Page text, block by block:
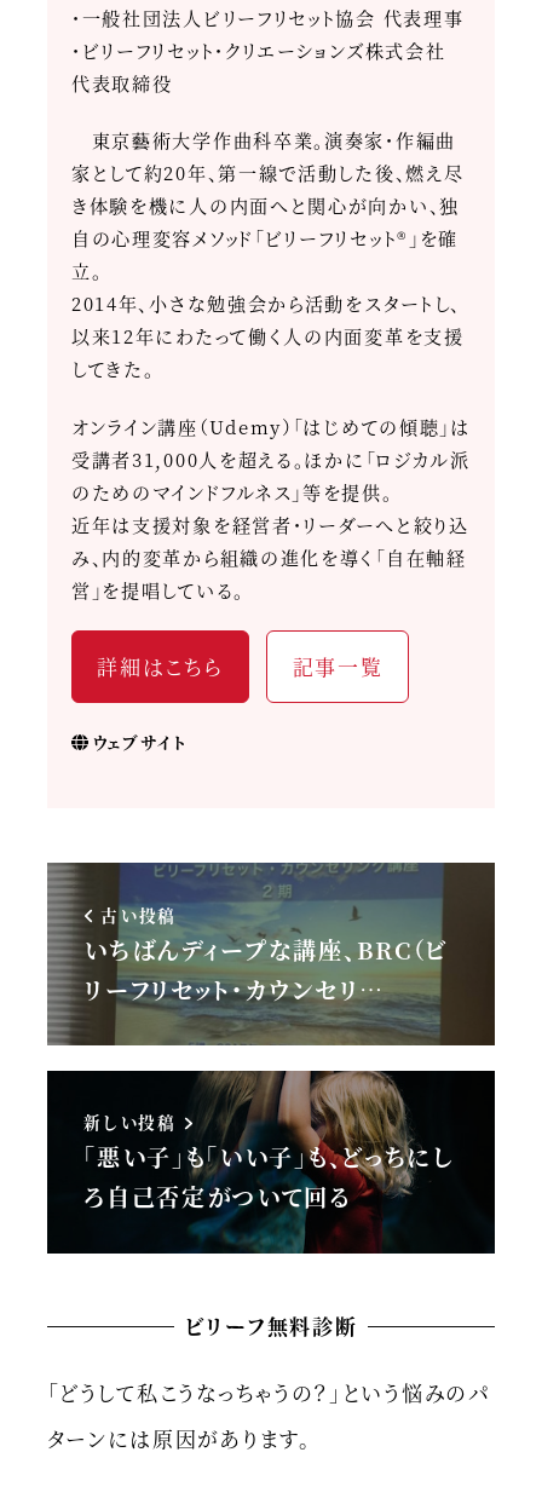
・一般社団法人ビリーフリセット協会 代表理事
・ビリーフリセット・クリエーションズ株式会社
代表取締役
東京藝術大学作曲科卒業。演奏家・作編曲
家として約20年、第一線で活動した後、燃え尽
き体験を機に人の内面へと関心が向かい、独
自の心理変容メソッド「ビリーフリセット®」を確
立。
2014年、小さな勉強会から活動をスタートし、
以来12年にわたって働く人の内面変革を支援
してきた。
オンライン講座（Udemy）「はじめての傾聴」は
受講者31,000人を超える。ほかに「ロジカル派
のためのマインドフルネス」等を提供。
近年は支援対象を経営者・リーダーへと絞り込
み、内的変革から組織の進化を導く「自在軸経
営」を提唱している。
詳細はこちら 記事一覧
ウェブサイト
古い投稿
いちばんディープな講座、BRC（ビ
リーフリセット・カウンセリ…
新しい投稿
「悪い子」も「いい子」も、どっちにし
ろ自己否定がついて回る
ビリーフ無料診断
「どうして私こうなっちゃうの？」という悩みのパ
ターンには原因があります。